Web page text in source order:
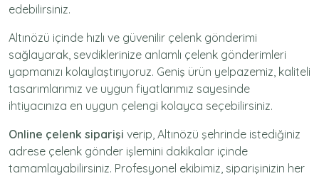
edebilirsiniz.
Altınözü içinde hızlı ve güvenilir çelenk gönderimi
sağlayarak, sevdiklerinize anlamlı çelenk gönderimleri
yapmanızı kolaylaştırıyoruz. Geniş ürün yelpazemiz, kaliteli
tasarımlarımız ve uygun fiyatlarımız sayesinde
ihtiyacınıza en uygun çelengi kolayca seçebilirsiniz.
Online çelenk siparişi verip, Altınözü şehrinde istediğiniz
adrese çelenk gönder işlemini dakikalar içinde
tamamlayabilirsiniz. Profesyonel ekibimiz, siparişinizin her